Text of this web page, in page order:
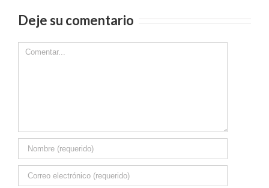
Deje su comentario
Comment